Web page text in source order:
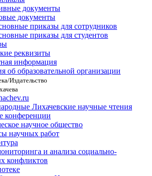
документы
документы
приказы для сотрудников
приказы для студентов
реквизиты
информация
об образовательной организации
Издательство
Лихачевские научные чтения
конференции
научное общество
научных работ
и анализа социально-
конфликтов